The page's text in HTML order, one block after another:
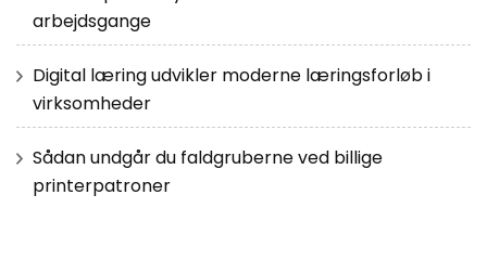
arbejdsgange
Digital læring udvikler moderne læringsforløb i
virksomheder
Sådan undgår du faldgruberne ved billige
printerpatroner